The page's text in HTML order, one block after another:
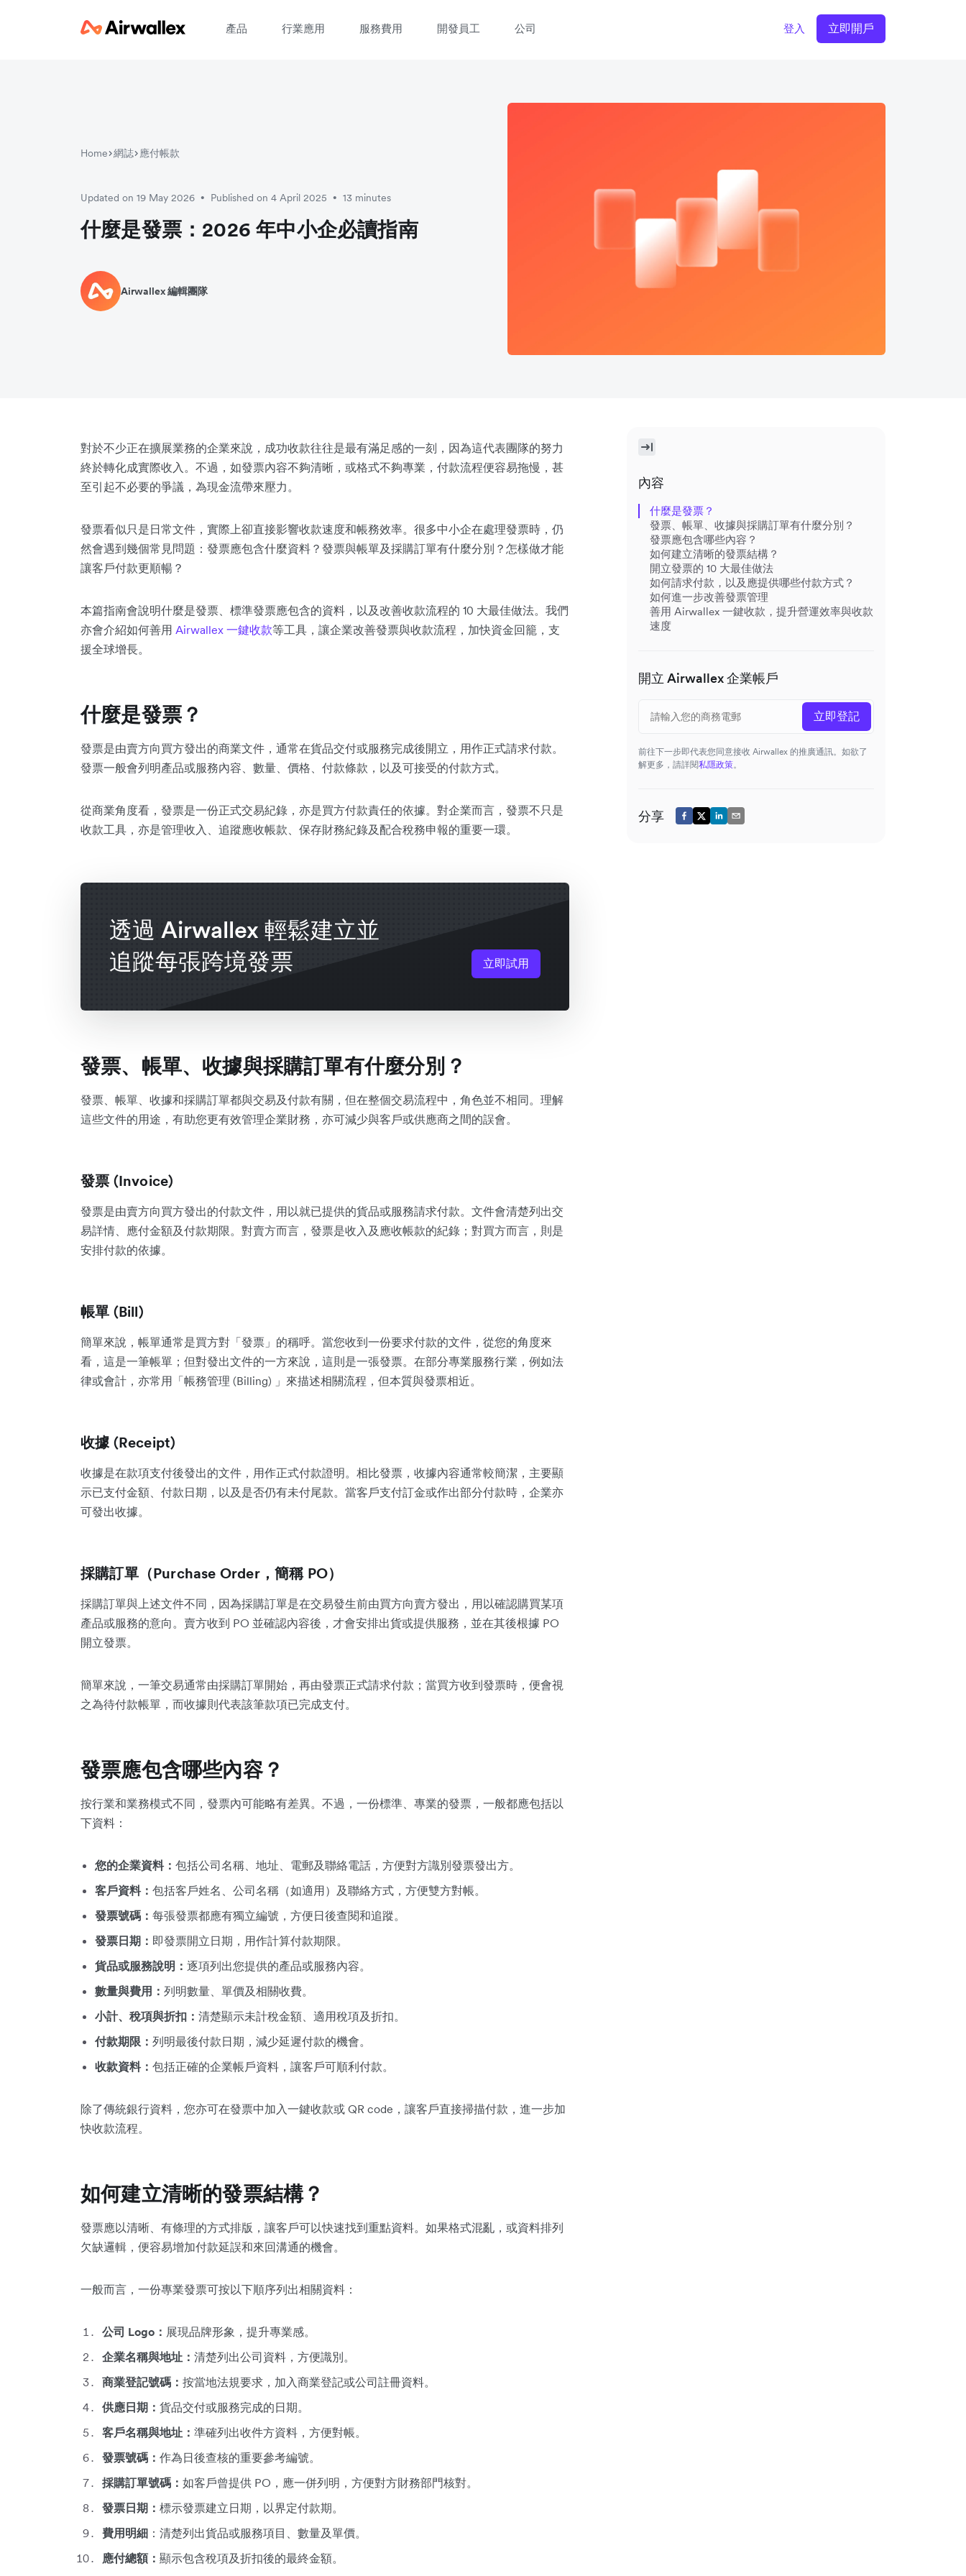
產品 行業應用 服務費用 開發員工 公司 登入 立即開戶
Home 網誌 應付帳款
Updated on 19 May 2026 • Published on 4 April 2025 • 13 minutes
什麼是發票：2026 年中小企必讀指南
Airwallex 編輯團隊
對於不少正在擴展業務的企業來說，成功收款往往是最有滿足感的一刻，因為這代表團隊的努力
終於轉化成實際收入。不過，如發票內容不夠清晰，或格式不夠專業，付款流程便容易拖慢，甚
至引起不必要的爭議，為現金流帶來壓力。
發票看似只是日常文件，實際上卻直接影響收款速度和帳務效率。很多中小企在處理發票時，仍
然會遇到幾個常見問題：發票應包含什麼資料？發票與帳單及採購訂單有什麼分別？怎樣做才能
讓客戶付款更順暢？
本篇指南會說明什麼是發票、標準發票應包含的資料，以及改善收款流程的 10 大最佳做法。我們
亦會介紹如何善用 Airwallex 一鍵收款等工具，讓企業改善發票與收款流程，加快資金回籠，支
援全球增長。
什麼是發票？
發票是由賣方向買方發出的商業文件，通常在貨品交付或服務完成後開立，用作正式請求付款。
發票一般會列明產品或服務內容、數量、價格、付款條款，以及可接受的付款方式。
從商業角度看，發票是一份正式交易紀錄，亦是買方付款責任的依據。對企業而言，發票不只是
收款工具，亦是管理收入、追蹤應收帳款、保存財務紀錄及配合稅務申報的重要一環。
透過 Airwallex 輕鬆建立並
追蹤每張跨境發票
立即試用
發票、帳單、收據與採購訂單有什麼分別？
發票、帳單、收據和採購訂單都與交易及付款有關，但在整個交易流程中，角色並不相同。理解
這些文件的用途，有助您更有效管理企業財務，亦可減少與客戶或供應商之間的誤會。
發票 (Invoice)
發票是由賣方向買方發出的付款文件，用以就已提供的貨品或服務請求付款。文件會清楚列出交
易詳情、應付金額及付款期限。對賣方而言，發票是收入及應收帳款的紀錄；對買方而言，則是
安排付款的依據。
帳單 (Bill)
簡單來說，帳單通常是買方對「發票」的稱呼。當您收到一份要求付款的文件，從您的角度來
看，這是一筆帳單；但對發出文件的一方來說，這則是一張發票。在部分專業服務行業，例如法
律或會計，亦常用「帳務管理 (Billing) 」來描述相關流程，但本質與發票相近。
收據 (Receipt)
收據是在款項支付後發出的文件，用作正式付款證明。相比發票，收據內容通常較簡潔，主要顯
示已支付金額、付款日期，以及是否仍有未付尾款。當客戶支付訂金或作出部分付款時，企業亦
可發出收據。
採購訂單（Purchase Order，簡稱 PO）
採購訂單與上述文件不同，因為採購訂單是在交易發生前由買方向賣方發出，用以確認購買某項
產品或服務的意向。賣方收到 PO 並確認內容後，才會安排出貨或提供服務，並在其後根據 PO
開立發票。
簡單來說，一筆交易通常由採購訂單開始，再由發票正式請求付款；當買方收到發票時，便會視
之為待付款帳單，而收據則代表該筆款項已完成支付。
發票應包含哪些內容？
按行業和業務模式不同，發票內可能略有差異。不過，一份標準、專業的發票，一般都應包括以
下資料：
您的企業資料： 包括公司名稱、地址、電郵及聯絡電話，方便對方識別發票發出方。
客戶資料： 包括客戶姓名、公司名稱（如適用）及聯絡方式，方便雙方對帳。
發票號碼： 每張發票都應有獨立編號，方便日後查閱和追蹤。
發票日期： 即發票開立日期，用作計算付款期限。
貨品或服務說明： 逐項列出您提供的產品或服務內容。
數量與費用： 列明數量、單價及相關收費。
小計、稅項與折扣： 清楚顯示未計稅金額、適用稅項及折扣。
付款期限： 列明最後付款日期，減少延遲付款的機會。
收款資料： 包括正確的企業帳戶資料，讓客戶可順利付款。
除了傳統銀行資料，您亦可在發票中加入一鍵收款或 QR code，讓客戶直接掃描付款，進一步加
快收款流程。
如何建立清晰的發票結構？
發票應以清晰、有條理的方式排版，讓客戶可以快速找到重點資料。如果格式混亂，或資料排列
欠缺邏輯，便容易增加付款延誤和來回溝通的機會。
一般而言，一份專業發票可按以下順序列出相關資料：
公司 Logo： 展現品牌形象，提升專業感。
企業名稱與地址： 清楚列出公司資料，方便識別。
商業登記號碼： 按當地法規要求，加入商業登記或公司註冊資料。
供應日期： 貨品交付或服務完成的日期。
客戶名稱與地址： 準確列出收件方資料，方便對帳。
發票號碼： 作為日後查核的重要參考編號。
採購訂單號碼： 如客戶曾提供 PO，應一併列明，方便對方財務部門核對。
發票日期： 標示發票建立日期，以界定付款期。
費用明細 ：清楚列出貨品或服務項目、數量及單價。
應付總額： 顯示包含稅項及折扣後的最終金額。
內容
什麼是發票？
發票、帳單、收據與採購訂單有什麼分別？
發票應包含哪些內容？
如何建立清晰的發票結構？
開立發票的 10 大最佳做法
如何請求付款，以及應提供哪些付款方式？
如何進一步改善發票管理
善用 Airwallex 一鍵收款，提升營運效率與收款
速度
開立 Airwallex 企業帳戶
立即登記
前往下一步即代表您同意接收 Airwallex 的推廣通訊。如欲了
解更多，請詳閱私隱政策。
分享